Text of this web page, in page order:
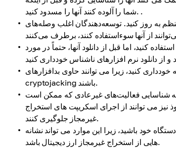
شما را آلوده کنند آنها را مسدود کنید. .
به روز کنید. توسعه‌دهندگان اغلب وصله‌های
کنید، اما قبل از دانلود آنها، حتماً در مورد
کنید، زیرا می توانند حاوی بدافزارهای
cryptojacking باشند.
به شناسایی فعالیت‌های غیرعادی که ممکن است
می توانند از اجرای اسکریپت های استخراج
غیرمجاز جلوگیری کنند.
خود باشید، زیرا این موارد می تواند نشانه
هایی از استخراج غیرمجاز ارز دیجیتال باشد.